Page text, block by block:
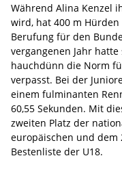
Während Alina Kenzel
wird, hat 400 m
Berufung für den
vergangenen Jahr
hauchdünn die Norm
verpasst. Bei der
einem fulminanten
60,55 Sekunden. Mit
zweiten Platz der
europäischen und dem
Bestenliste der U18.